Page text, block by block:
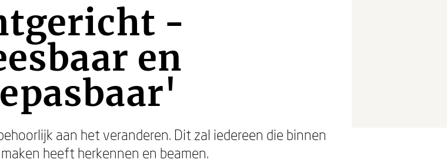
-
en
aan het veranderen. Dit zal iedereen die binnen
heeft herkennen en beamen.